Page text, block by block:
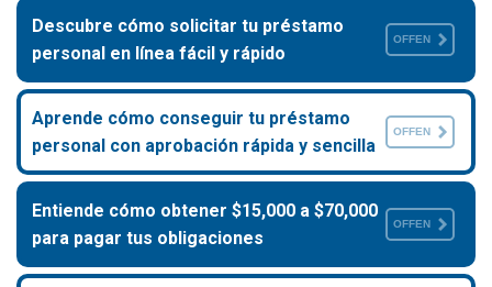
Descubre cómo solicitar tu préstamo
personal en línea fácil y rápido
OFFEN
Aprende cómo conseguir tu préstamo
personal con aprobación rápida y sencilla
OFFEN
Entiende cómo obtener $15,000 a $70,000
para pagar tus obligaciones
OFFEN